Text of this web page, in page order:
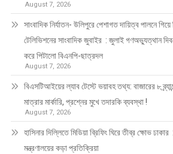
August 7, 2026
সাংবাদিক নির্যাতন- উলিপুরে পেশাগত দায়িত্ব পালনে গিয়ে
টেলিভিশনের সাংবাদিক জুবাইর : জুলাই গণঅভ্যুত্থান
করে পিটালো বিএনপি-ছাত্রদল
August 7, 2026
বিএসটিআইয়ের ল্যাব টেস্টে ভয়াবহ তথ্য: বাজারের ৮
মাত্রার মার্কারি, প্রশ্নের মুখে তদারকি ব্যবস্থা !
August 7, 2026
হাসিনার দিল্লিতে মিডিয়া ব্রিফিং ঘিরে তীব্র ক্ষোভ
মন্ত্রণালয়ের কড়া প্রতিক্রিয়া